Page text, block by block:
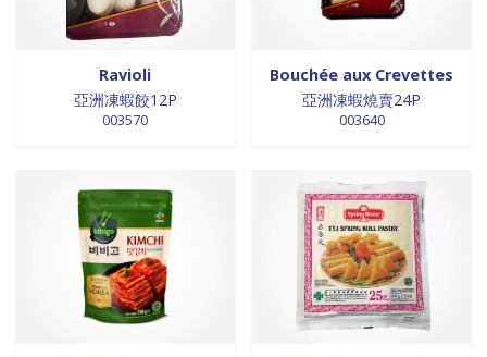
Ravioli
亞洲凍蝦餃12P
003570
Bouchée aux Crevettes
亞洲凍蝦燒賣24P
003640